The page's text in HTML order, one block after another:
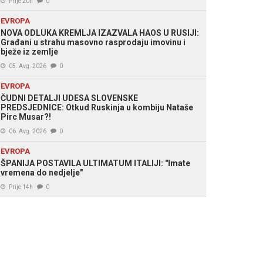
EVROPA
NOVA ODLUKA KREMLJA IZAZVALA HAOS U RUSIJI:
Građani u strahu masovno rasprodaju imovinu i
bježe iz zemlje
05. Avg. 2026 0
EVROPA
ČUDNI DETALJI UDESA SLOVENSKE
PREDSJEDNICE: Otkud Ruskinja u kombiju Nataše
Pirc Musar?!
06. Avg. 2026 0
EVROPA
ŠPANIJA POSTAVILA ULTIMATUM ITALIJI: "Imate
vremena do nedjelje"
Prije 14h 0